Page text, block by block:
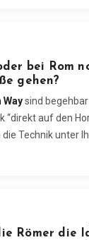
bei Rom
gehen?
Waysind
“direkt auf den
Technik unter
Römer die